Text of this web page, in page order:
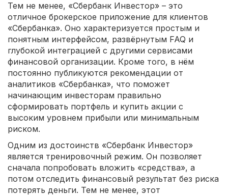
Тем не менее, «Сбербанк Инвестор» – это
отличное брокерское приложение для клиентов
«Сбербанка». Оно характеризуется простым и
понятным интерфейсом, развёрнутым FAQ и
глубокой интеграцией с другими сервисами
финансовой организации. Кроме того, в нём
постоянно публикуются рекомендации от
аналитиков «Сбербанка», что поможет
начинающим инвесторам правильно
сформировать портфель и купить акции с
высоким уровнем прибыли или минимальным
риском.
Одним из достоинств «Сбербанк Инвестор»
является тренировочный режим. Он позволяет
сначала попробовать вложить «средства», а
потом отследить финансовый результат без риска
потерять деньги. Тем не менее, этот